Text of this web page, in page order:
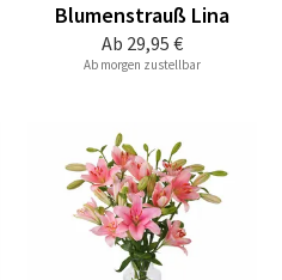
Ab 29,95 €
Blumenstrauß Lina
Ab morgen zustellbar